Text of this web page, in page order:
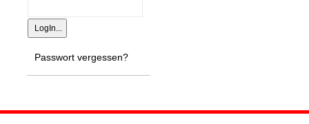
Passwort vergessen?